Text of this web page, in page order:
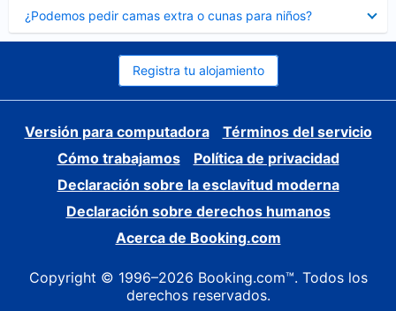
¿Podemos pedir camas extra o cunas para niños?
cerrado
Registra tu alojamiento
Versión para computadora
Términos del servicio
Cómo trabajamos
Política de privacidad
Declaración sobre la esclavitud moderna
Declaración sobre derechos humanos
Acerca de Booking.com
Copyright © 1996–2026 Booking.com™. Todos los
derechos reservados.